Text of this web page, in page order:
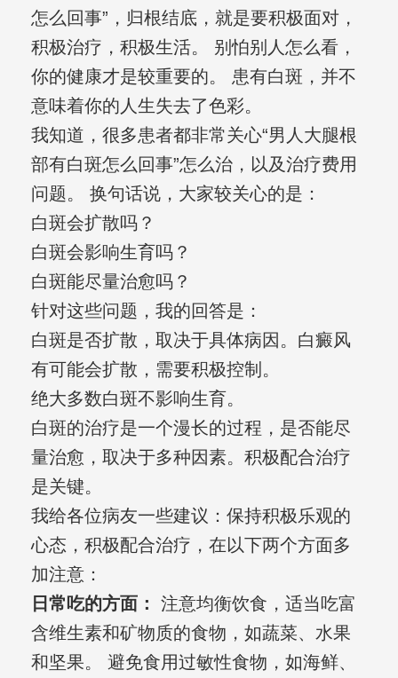
怎么回事”，归根结底，就是要积极面对，
积极治疗，积极生活。 别怕别人怎么看，
你的健康才是较重要的。 患有白斑，并不
意味着你的人生失去了色彩。
我知道，很多患者都非常关心“男人大腿根
部有白斑怎么回事”怎么治，以及治疗费用
问题。 换句话说，大家较关心的是：
白斑会扩散吗？
白斑会影响生育吗？
白斑能尽量治愈吗？
针对这些问题，我的回答是：
白斑是否扩散，取决于具体病因。白癜风
有可能会扩散，需要积极控制。
绝大多数白斑不影响生育。
白斑的治疗是一个漫长的过程，是否能尽
量治愈，取决于多种因素。积极配合治疗
是关键。
我给各位病友一些建议：保持积极乐观的
心态，积极配合治疗，在以下两个方面多
加注意：
日常吃的方面：
注意均衡饮食，适当吃富
含维生素和矿物质的食物，如蔬菜、水果
和坚果。 避免食用过敏性食物，如海鲜、